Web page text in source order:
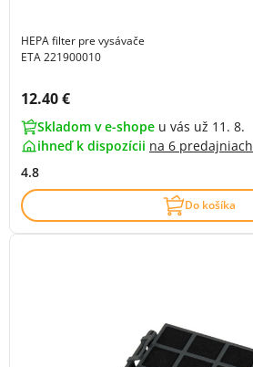
HEPA filter pre vysávače
ETA 221900010
Cena s DPH:
12.40 €
Skladom v e-shope u vás už 11. 8.
ihneď k dispozícii na 6 predajniach
4.8
Do košíka